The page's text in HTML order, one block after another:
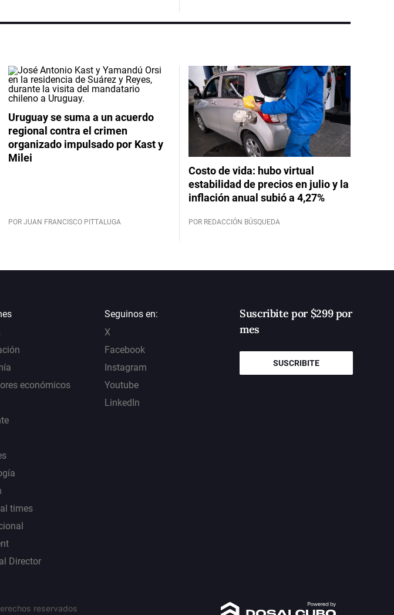
Uruguay se suma a un acuerdo
regional contra el crimen
organizado impulsado por Kast y
Milei
POR JUAN FRANCISCO PITTALUGA
Costo de vida: hubo virtual
estabilidad de precios en julio y la
inflación anual subió a 4,27%
POR REDACCIÓN BÚSQUEDA
económicos
times
Director
Seguinos en:
X
Facebook
Instagram
Youtube
LinkedIn
Suscribite por $299 por
mes
SUSCRIBITE
reservados